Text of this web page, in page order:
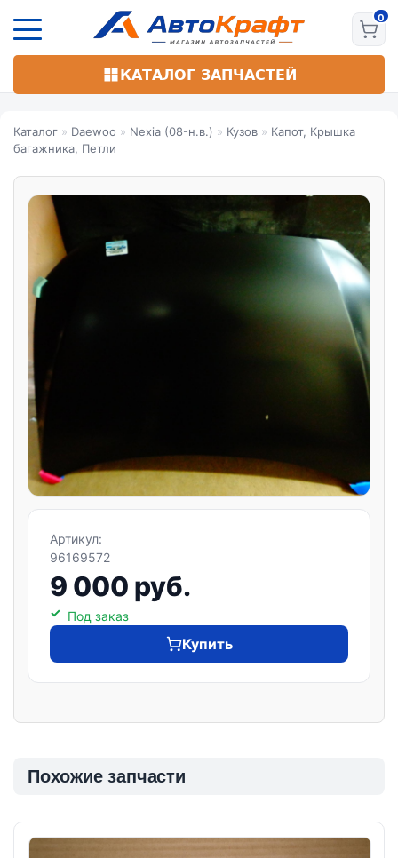
основному
КАТАЛОГ ЗАПЧАСТЕЙ
Каталог » Daewoo » Nexia (08-н.в.) » Кузов » Капот, Крышка
багажника, Петли
Артикул:
96169572
9 000 руб.
Под заказ
Купить
Похожие запчасти